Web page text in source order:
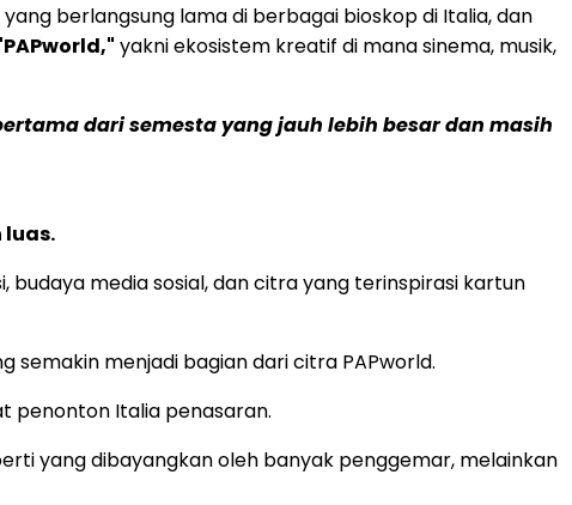
yang berlangsung lama di berbagai bioskop di Italia, dan
yakni ekosistem kreatif di mana sinema, musik,
dari semesta yang jauh lebih besar dan masih
luas.
media sosial, dan citra yang terinspirasi kartun
semakin menjadi bagian dari citra PAPworld.
penonton Italia penasaran.
yang dibayangkan oleh banyak penggemar, melainkan